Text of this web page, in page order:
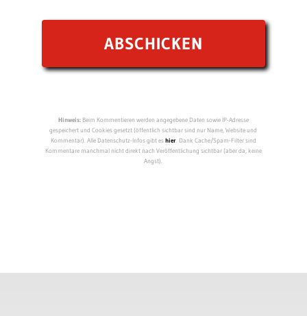
Hinweis:Beim Kommentieren werden angegebene Daten sowie IP-Adresse
gespeichert und Cookies gesetzt (öffentlich sichtbar sind nur Name, Website und
Kommentar). Alle Datenschutz-Infos gibt eshier. Dank Cache/Spam-Filter sind
Kommentare manchmal nicht direkt nach Veröffentlichung sichtbar (aber da, keine
Angst).